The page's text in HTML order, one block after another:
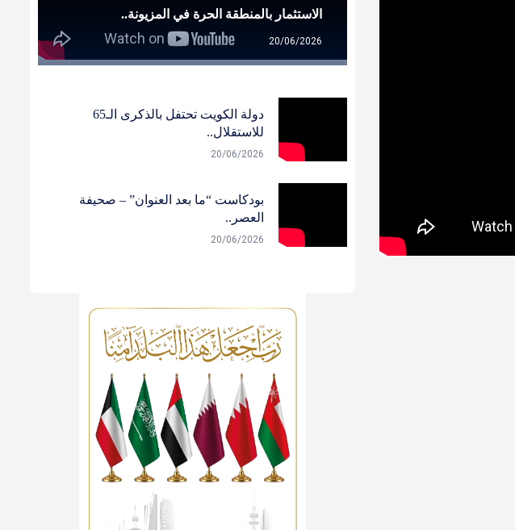
الاستثمار بالمنطقة الحرة في المزيونة..
20/06/2026
دولة الكويت تحتفل بالذكرى الـ65
للاستقلال..
20/06/2026
بودكاست “ما بعد العنوان” – صحيفة
العصر..
20/06/2026